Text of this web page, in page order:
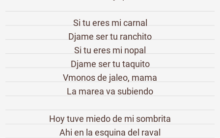
Si tu eres mi carnal
Djame ser tu ranchito
Si tu eres mi nopal
Djame ser tu taquito
Vmonos de jaleo, mama
La marea va subiendo
Hoy tuve miedo de mi sombrita
Ahi en la esquina del raval